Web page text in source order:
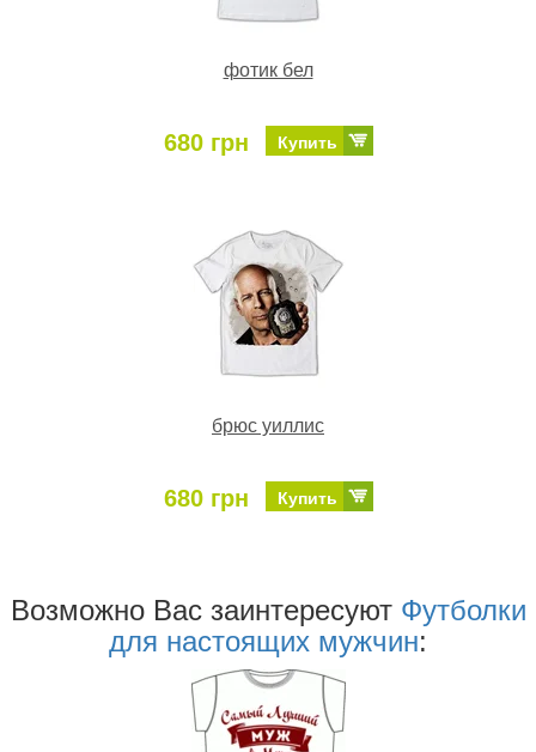
фотик бел
680 грн Купить
брюс уиллис
680 грн Купить
Возможно Ваc заинтересуют Футболки
для настоящих мужчин: